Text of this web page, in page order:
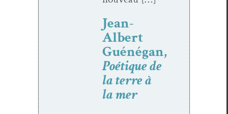
Jean-
Albert
Guénégan,
Poétique de
la terre à
la mer